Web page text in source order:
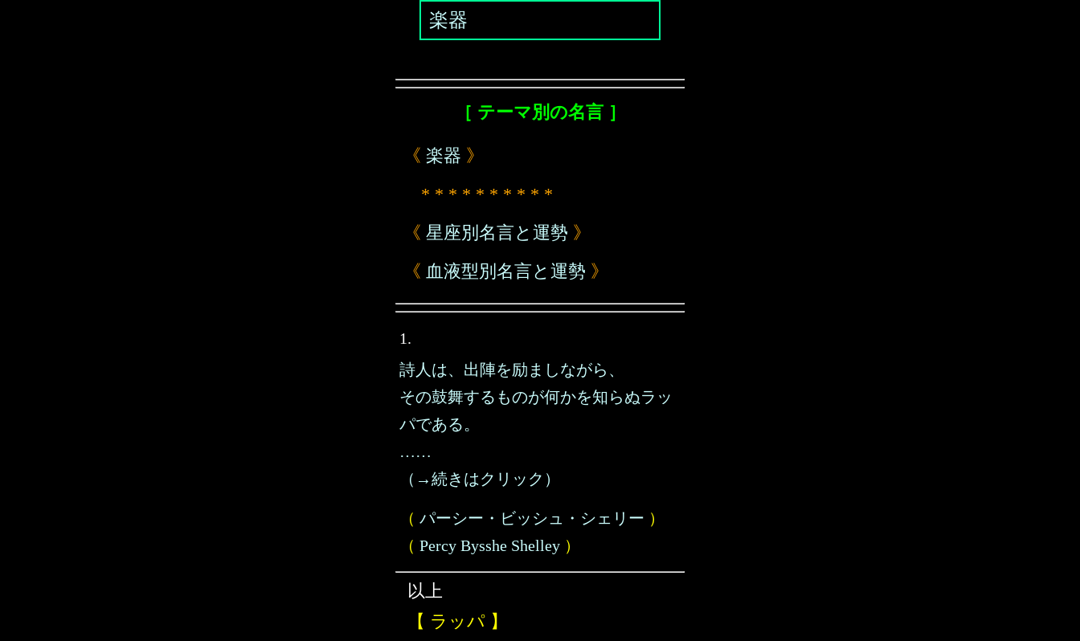
楽器
［ テーマ別の名言 ］
《 楽器 》
* * * * * * * * * *
《 星座別名言と運勢 》
《 血液型別名言と運勢 》
1.
詩人は、出陣を励ましながら、
その鼓舞するものが何かを知らぬラッ
パである。
……
（→続きはクリック）
（ パーシー・ビッシュ・シェリー ）
（ Percy Bysshe Shelley ）
以上
【 ラッパ 】